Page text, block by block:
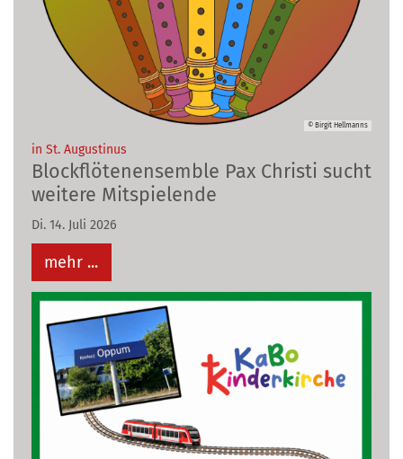
© Birgit Hellmanns
in St. Augustinus
Blockflötenensemble Pax Christi sucht
weitere Mitspielende
Di. 14. Juli 2026
mehr ...